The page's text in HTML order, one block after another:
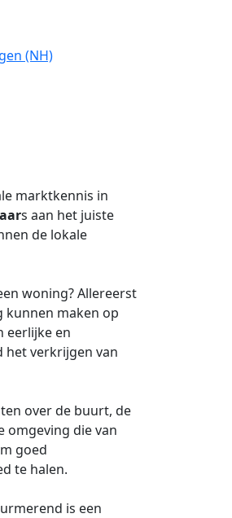
(NH)
marktkennis in
s aan het juiste
de lokale
woning? Allereerst
kunnen maken op
eerlijke en
het verkrijgen van
over de buurt, de
omgeving die van
goed
te halen.
is een